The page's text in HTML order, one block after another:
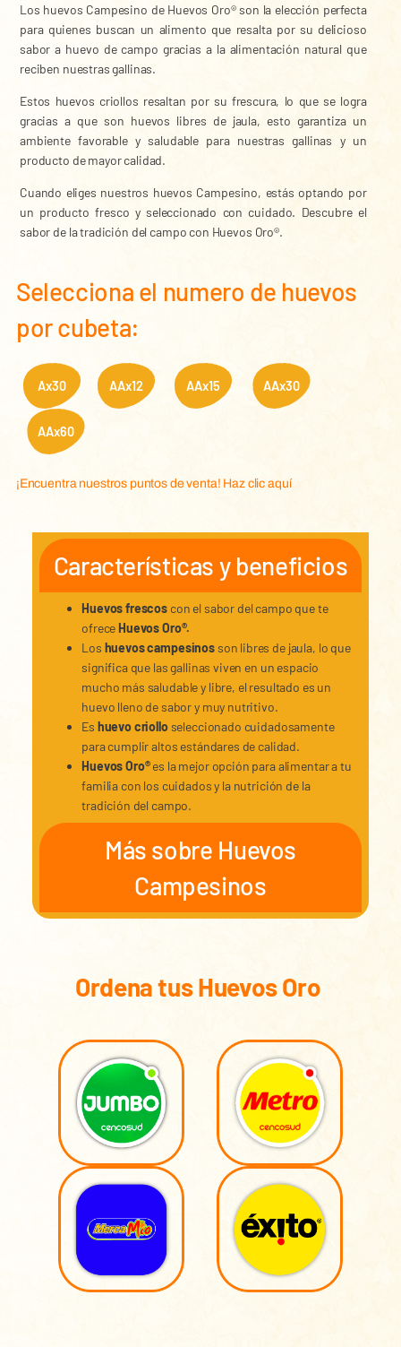
Los huevos Campesino de Huevos Oro® son la elección perfecta
para quienes buscan un alimento que resalta por su delicioso
sabor a huevo de campo gracias a la alimentación natural que
reciben nuestras gallinas.
Estos huevos criollos resaltan por su frescura, lo que se logra
gracias a que son huevos libres de jaula, esto garantiza un
ambiente favorable y saludable para nuestras gallinas y un
producto de mayor calidad.
Cuando eliges nuestros huevos Campesino, estás optando por
un producto fresco y seleccionado con cuidado. Descubre el
sabor de la tradición del campo con Huevos Oro®.
Selecciona el numero de huevos
por cubeta:
Ax30 AAx12 AAx15 AAx30
AAx60
¡Encuentra nuestros puntos de venta! Haz clic aquí
Características y beneficios
Huevos frescos con el sabor del campo que te
ofrece Huevos Oro®.
Los huevos campesinosson libres de jaula, lo que
significa que las gallinas viven en un espacio
mucho más saludable y libre, el resultado es un
huevo lleno de sabor y muy nutritivo.
Es huevo criolloseleccionado cuidadosamente
para cumplir altos estándares de calidad.
Huevos Oro®es la mejor opción para alimentar a tu
familia con los cuidados y la nutrición de la
tradición del campo.
Más sobre Huevos
Campesinos
Ordena tus Huevos Oro